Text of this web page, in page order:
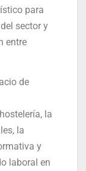
para
sector y
entre
de
la
la
y
laboral en